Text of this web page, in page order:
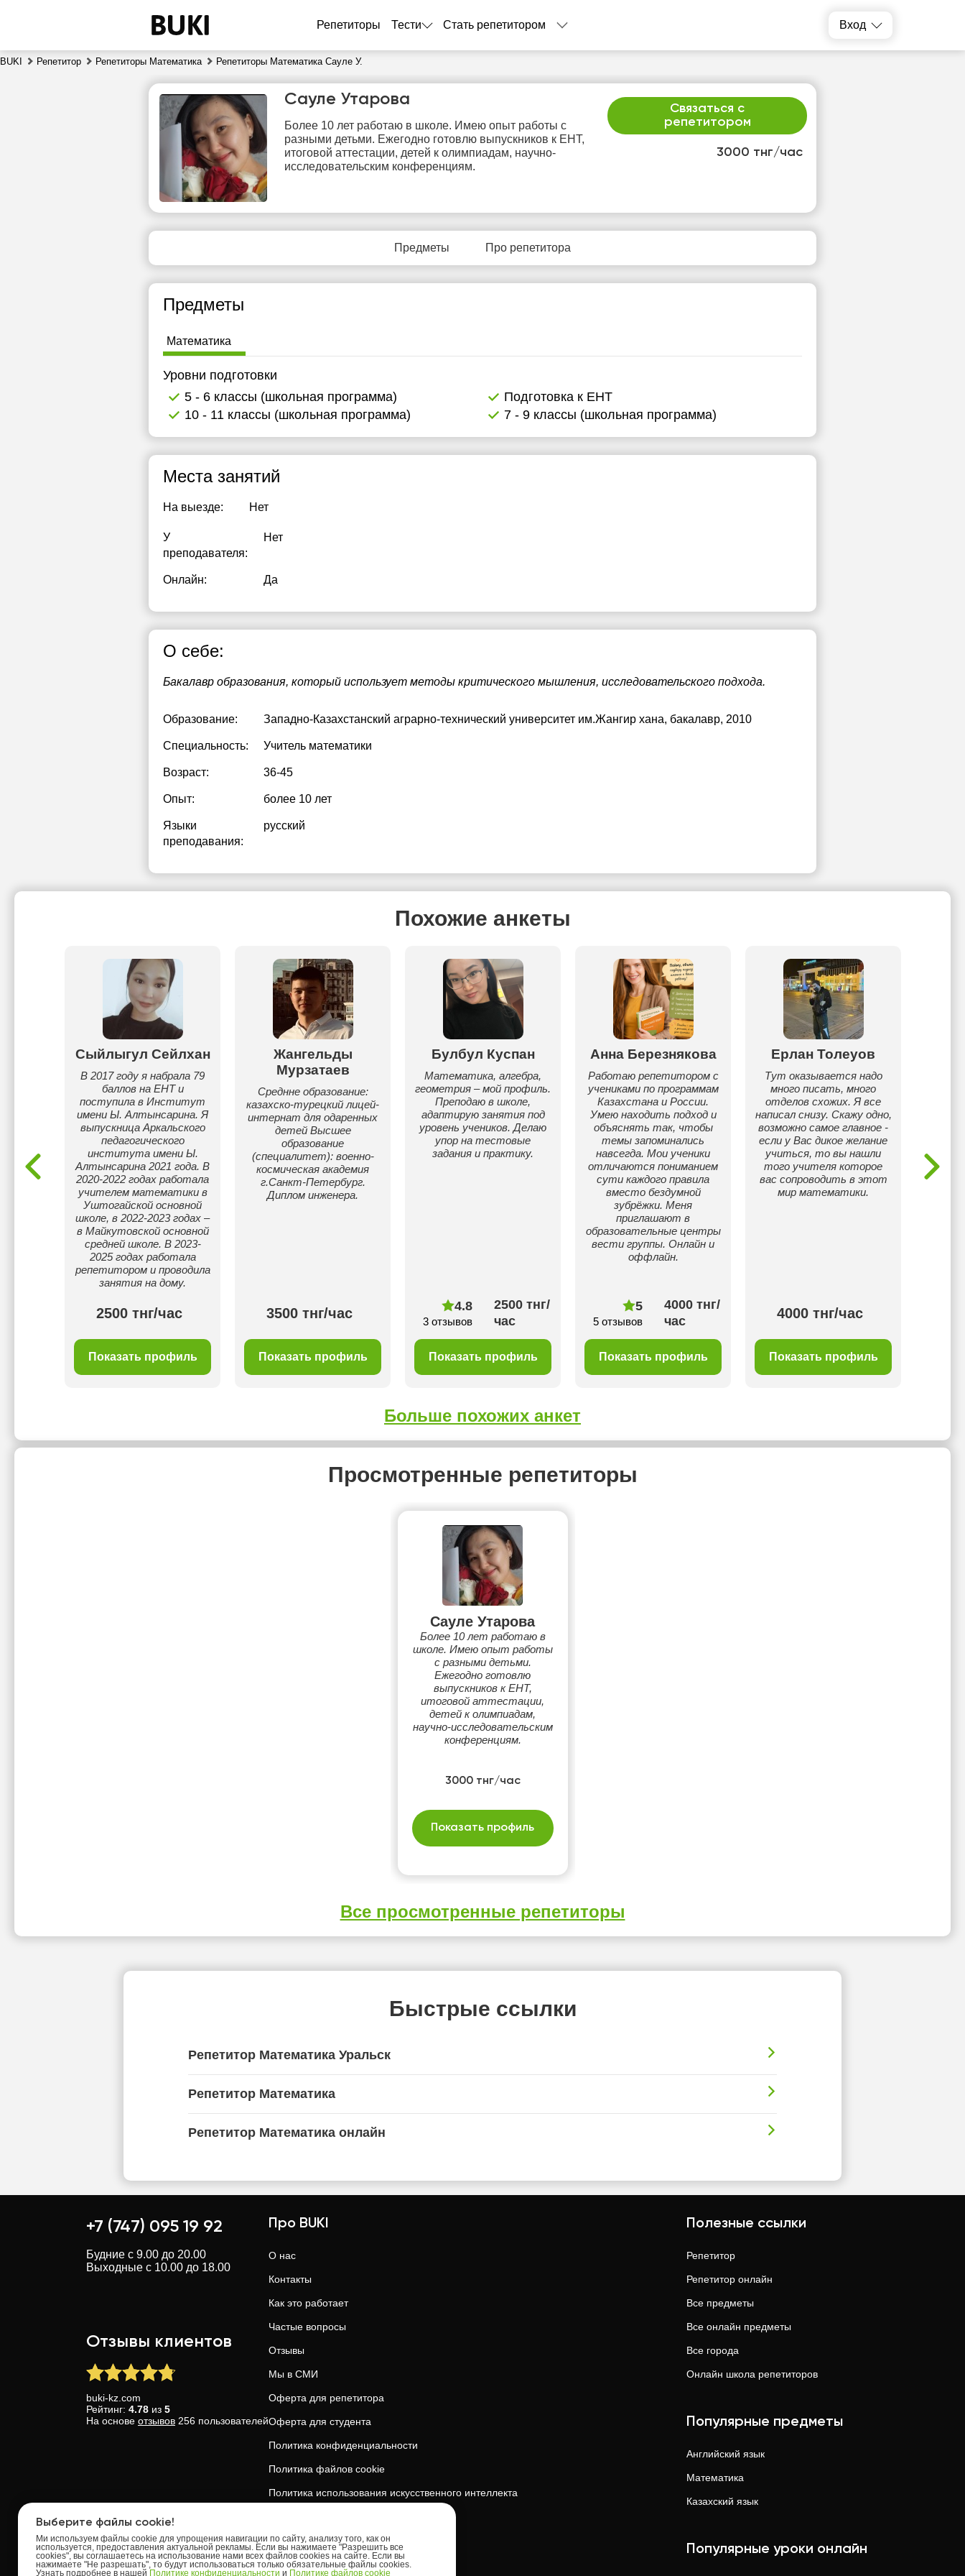
Репетиторы Тести Стать репетитором Вход
BUKI Репетитор Репетиторы Математика Репетиторы Математика Сауле У.
3000 тнг/час
Связаться с
репетитором
Сауле Утарова
Более 10 лет работаю в школе. Имею опыт работы с
разными детьми. Ежегодно готовлю выпускников к ЕНТ,
итоговой аттестации, детей к олимпиадам, научно-
исследовательским конференциям.
Предметы Про репетитора
Предметы
Математика
Уровни подготовки
5 - 6 классы (школьная программа)
Подготовка к ЕНТ
10 - 11 классы (школьная программа)
7 - 9 классы (школьная программа)
Места занятий
На выезде: Нет
У
преподавателя:
Нет
Онлайн: Да
О себе:
Бакалавр образования, который использует методы критического мышления, исследовательского подхода.
Образование: Западно-Казахстанский аграрно-технический университет им.Жангир хана, бакалавр, 2010
Специальность: Учитель математики
Возраст: 36-45
Опыт: более 10 лет
Языки
преподавания:
русский
Похожие анкеты
Сыйлыгул Сейлхан
В 2017 году я набрала 79
баллов на ЕНТ и
поступила в Институт
имени Ы. Алтынсарина. Я
выпускница Аркальского
педагогического
института имени Ы.
Алтынсарина 2021 года. В
2020-2022 годах работала
учителем математики в
Уштогайской основной
школе, в 2022-2023 годах –
в Майкутовской основной
средней школе. В 2023-
2025 годах работала
репетитором и проводила
занятия на дому.
2500 тнг/час
Показать профиль
Жангельды
Мурзатаев
Среднне образование:
казахско-турецкий лицей-
интернат для одаренных
детей Высшее
образование
(специалитет): военно-
космическая академия
г.Санкт-Петербург.
Диплом инженера.
3500 тнг/час
Показать профиль
Булбул Куспан
Математика, алгебра,
геометрия – мой профиль.
Преподаю в школе,
адаптирую занятия под
уровень учеников. Делаю
упор на тестовые
задания и практику.
4.8
3 отзывов
2500 тнг/
час
Показать профиль
Анна Березнякова
Работаю репетитором с
учениками по программам
Казахстана и России.
Умею находить подход и
объяснять так, чтобы
темы запоминались
навсегда. Мои ученики
отличаются пониманием
сути каждого правила
вместо бездумной
зубрёжки. Меня
приглашают в
образовательные центры
вести группы. Онлайн и
оффлайн.
5
5 отзывов
4000 тнг/
час
Показать профиль
Ерлан Толеуов
Тут оказывается надо
много писать, много
отделов схожих. Я все
написал снизу. Скажу одно,
возможно самое главное -
если у Вас дикое желание
учиться, то вы нашли
того учителя которое
вас сопроводить в этот
мир математики.
4000 тнг/час
Показать профиль
Больше похожих анкет
Просмотренные репетиторы
Сауле Утарова
Более 10 лет работаю в
школе. Имею опыт работы
с разными детьми.
Ежегодно готовлю
выпускников к ЕНТ,
итоговой аттестации,
детей к олимпиадам,
научно-исследовательским
конференциям.
3000 тнг/час
Показать профиль
Все просмотренные репетиторы
Быстрые ссылки
Репетитор Математика Уральск
Репетитор Математика
Репетитор Математика онлайн
чт
6
7
8
9
10
11
12
свободных
свободных
Нет
свободных
Нет
свободных
Нет
свободных
свободных
свободных
+7 (747) 095 19 92
Будние с 9.00 до 20.00
Выходные с 10.00 до 18.00
Отзывы клиентов
buki-kz.com
Рейтинг: 4.78 из 5
На основе отзывов 256 пользователей
Про BUKI
О нас
Контакты
Как это работает
Частые вопросы
Отзывы
Мы в СМИ
Оферта для репетитора
Оферта для студента
Политика конфиденциальности
Политика файлов cookie
Политика использования искусственного интеллекта
Полезные ссылки
Репетитор
Репетитор онлайн
Все предметы
Все онлайн предметы
Все города
Онлайн школа репетиторов
Популярные предметы
Английский язык
Математика
Казахский язык
Популярные уроки онлайн
Выберите файлы cookie!
Ми используем файлы cookie для упрощения навигации по сайту, анализу того, как он
используется, предоставления актуальной рекламы. Если вы нажимаете "Разрешить все
cookies", вы соглашаетесь на использование нами всех файлов cookies на сайте. Если вы
нажимаете "Не разрешать", то будут использоваться только обязательные файлы cookies.
Узнать подробнее в нашей Политике конфиденциальности и Политике файлов cookie